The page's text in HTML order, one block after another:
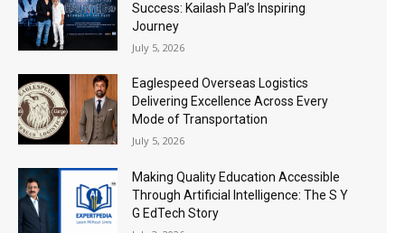
Success: Kailash Pal’s Inspiring
Journey
July 5, 2026
Eaglespeed Overseas Logistics
Delivering Excellence Across Every
Mode of Transportation
July 5, 2026
Making Quality Education Accessible
Through Artificial Intelligence: The S Y
G EdTech Story